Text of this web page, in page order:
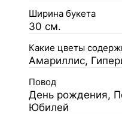
Ширина букета
30 см.
Какие цветы
Амариллис,
Повод
День рождения,
Юбилей